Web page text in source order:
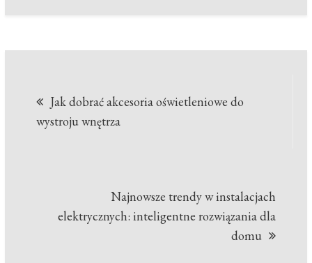
wpisu
Jak dobrać akcesoria oświetleniowe do
wystroju wnętrza
Najnowsze trendy w instalacjach
elektrycznych: inteligentne rozwiązania dla
domu